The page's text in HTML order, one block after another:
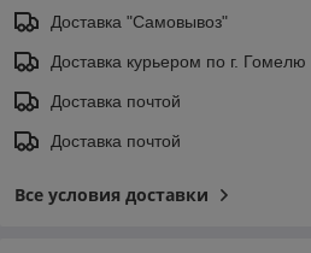
Доставка "Самовывоз"
Доставка курьером по г. Гомелю
Доставка почтой
Доставка почтой
Все условия доставки